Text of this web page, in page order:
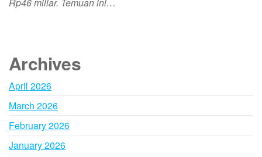
Archives
April 2026
March 2026
February 2026
January 2026